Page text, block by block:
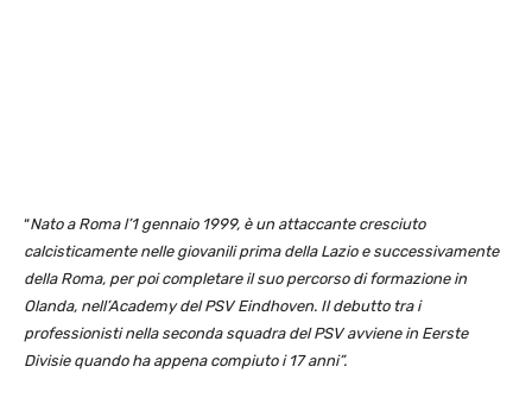
“Nato a Roma l’1 gennaio 1999, è un attaccante cresciuto
calcisticamente nelle giovanili prima della Lazio e successivamente
della Roma, per poi completare il suo percorso di formazione in
Olanda, nell’Academy del PSV Eindhoven. Il debutto tra i
professionisti nella seconda squadra del PSV avviene in Eerste
Divisie quando ha appena compiuto i 17 anni”.